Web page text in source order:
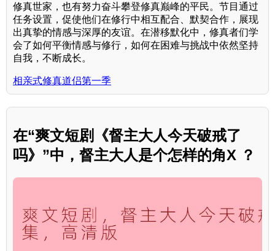
修真世家，也有努力奋斗攀登修真巅峰的平民。节目通过
任务设置，促使他们在修行中相互配合、默契合作，展现
出真挚的情感与深厚的友谊。在潜移默化中，修真者们学
会了如何平衡情感与修行，如何在困难与挑战中依然坚持
自我，不断成长。
相亲式修真道侣第一季
在“爽文短剧《督主大人今天破戒了
吗》”中，督主大人是个怎样的角X ？